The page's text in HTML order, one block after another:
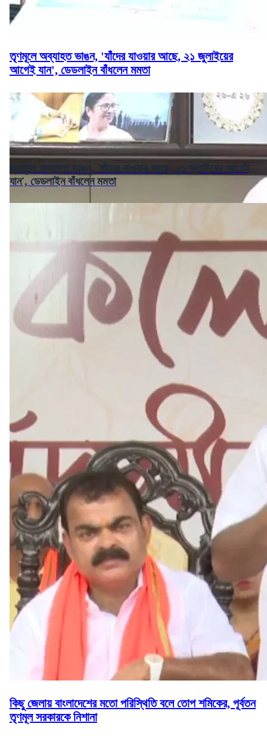
তৃণমূলে অব্যাহত ভাঙন, 'যাঁদের যাওয়ার আছে, ২১ জুলাইয়ের
আগেই যান', ডেডলাইন বাঁধলেন মমতা
তৃণমূলে অব্যাহত ভাঙন, 'যাঁদের যাওয়ার আছে, ২১ জুলাইয়ের আগেই
যান', ডেডলাইন বাঁধলেন মমতা
কিছু জেলায় বাংলাদেশের মতো পরিস্থিতি বলে তোপ শমিকের, পূর্বতন
তৃণমূল সরকারকে নিশানা